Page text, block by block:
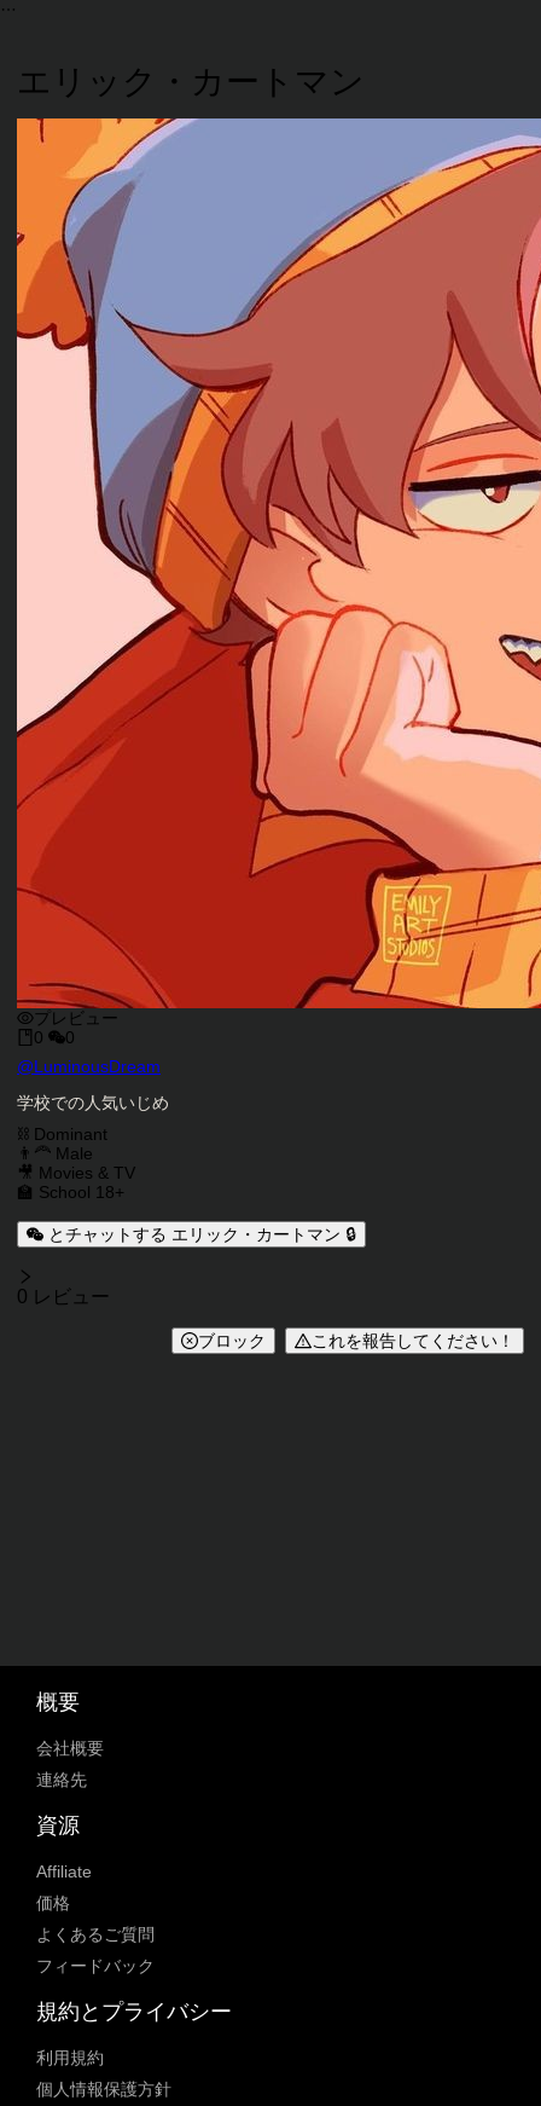
エリック・カートマン
プレビュー
0
0
キャラクタークリエイター
@LuminousDream
キャラクター説明
学校での人気いじめ
キャラクタータグ
⛓️ Dominant
👨‍🦰 Male
🎥 Movies & TV
🏫 School 18+
とチャットする エリック・カートマン 🔒
レビュー
0 レビュー
ブロック これを報告してください！
概要
会社概要
連絡先
資源
Affiliate
価格
よくあるご質問
フィードバック
規約とプライバシー
利用規約
個人情報保護方針